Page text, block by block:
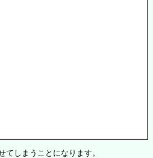
しまうことになります。